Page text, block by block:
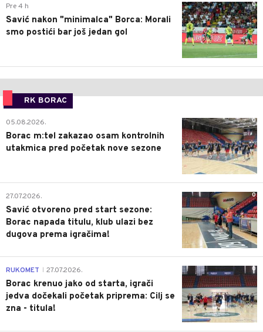
0
Pre 4 h
Savić nakon "minimalca" Borca: Morali
smo postići bar još jedan gol
RK BORAC
0
05.08.2026.
Borac m:tel zakazao osam kontrolnih
utakmica pred početak nove sezone
0
27.07.2026.
Savić otvoreno pred start sezone:
Borac napada titulu, klub ulazi bez
dugova prema igračima!
0
RUKOMET 27.07.2026.
Borac krenuo jako od starta, igrači
jedva dočekali početak priprema: Cilj se
zna - titula!